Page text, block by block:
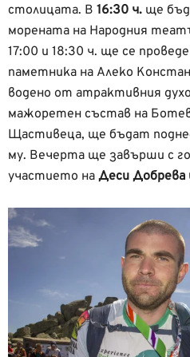
столицата. В 16:30 ч. ще
морената на Народния
17:00 и 18:30 ч. ще се
паметника на Алеко
водено от атрактивния
мажоретен състав на
Щастивеца, ще бъдат
му. Вечерта ще завърши с
участието на Деси Добрева